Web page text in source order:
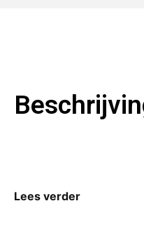
Lees verder